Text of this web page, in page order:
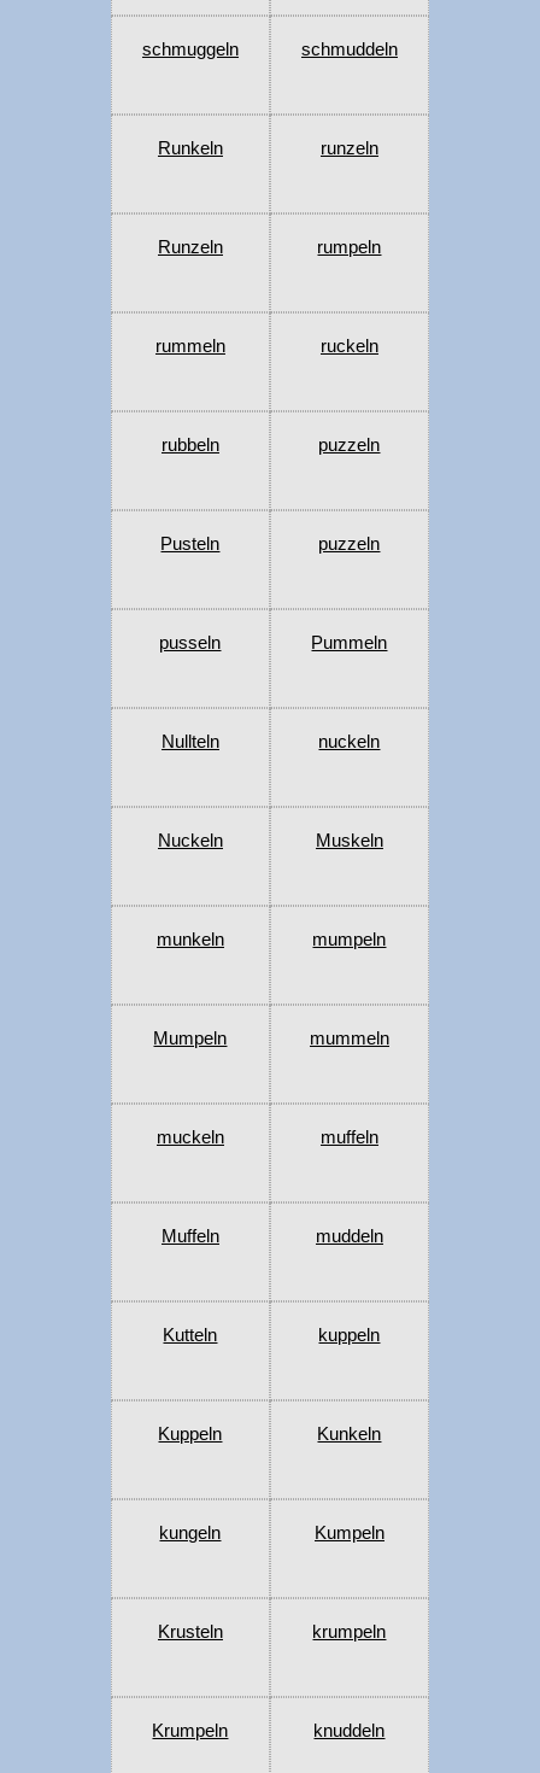
schmuggeln schmuddeln
Runkeln runzeln
Runzeln rumpeln
rummeln ruckeln
rubbeln puzzeln
Pusteln puzzeln
pusseln Pummeln
Nullteln nuckeln
Nuckeln Muskeln
munkeln mumpeln
Mumpeln mummeln
muckeln muffeln
Muffeln muddeln
Kutteln kuppeln
Kuppeln Kunkeln
kungeln Kumpeln
Krusteln krumpeln
Krumpeln knuddeln